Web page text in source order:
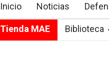
Inicio Noticias
Tienda MAE Biblioteca